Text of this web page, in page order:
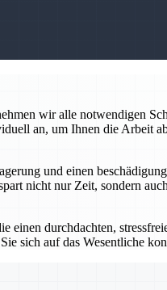
wir alle notwendigen
an, um Ihnen die Arbeit
und einen
nicht nur Zeit, sondern
durchdachten,
sich auf das Wesentliche